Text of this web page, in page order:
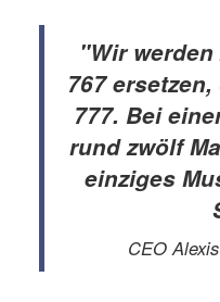
"Wir
767
777. Bei
rund zwölf
einziges
CEO